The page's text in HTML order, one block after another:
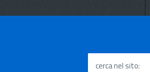
cerca nel sito